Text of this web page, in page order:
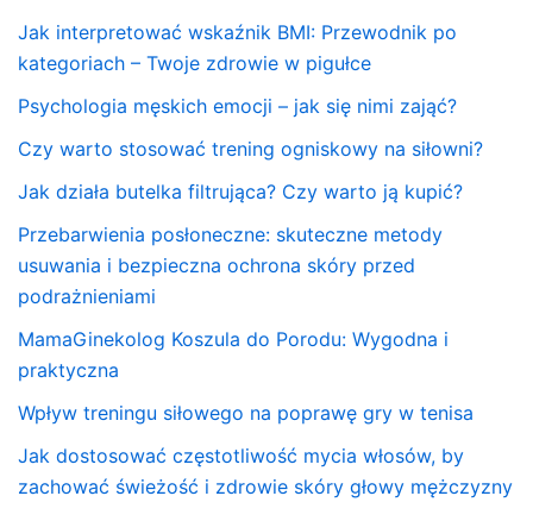
Jak interpretować wskaźnik BMI: Przewodnik po
kategoriach – Twoje zdrowie w pigułce
Psychologia męskich emocji – jak się nimi zająć?
Czy warto stosować trening ogniskowy na siłowni?
Jak działa butelka filtrująca? Czy warto ją kupić?
Przebarwienia posłoneczne: skuteczne metody
usuwania i bezpieczna ochrona skóry przed
podrażnieniami
MamaGinekolog Koszula do Porodu: Wygodna i
praktyczna
Wpływ treningu siłowego na poprawę gry w tenisa
Jak dostosować częstotliwość mycia włosów, by
zachować świeżość i zdrowie skóry głowy mężczyzny